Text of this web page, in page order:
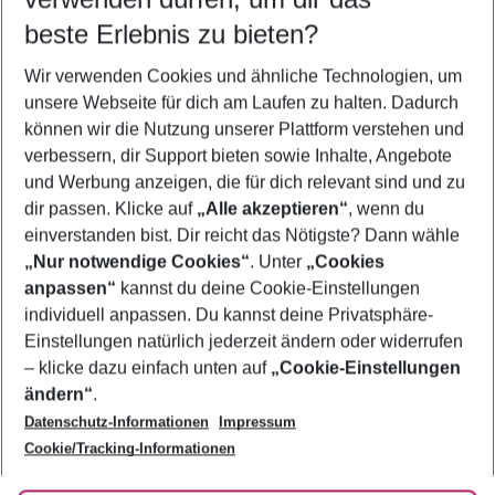
5-8 Nächte
2 Erwachsene Keine Kinder
Mehr Filter anzeigen
Footer
Footer navigation
Über uns
AGB
Bestpreisgarantie
Cookie-Einstellungen ändern
Cookie-Richtlinie
Agenturbetreuung
Barrierefreies Reisen
Folge uns
beste Erlebnis zu bieten?
Wir verwenden Cookies und ähnliche Technologien, um
unsere Webseite für dich am Laufen zu halten. Dadurch
können wir die Nutzung unserer Plattform verstehen und
verbessern, dir Support bieten sowie Inhalte, Angebote
und Werbung anzeigen, die für dich relevant sind und zu
dir passen. Klicke auf „Alle akzeptieren“, wenn du
einverstanden bist. Dir reicht das Nötigste? Dann wähle
„Nur notwendige Cookies“. Unter „Cookies
anpassen“ kannst du deine Cookie-Einstellungen
individuell anpassen. Du kannst deine Privatsphäre-
Einstellungen natürlich jederzeit ändern oder widerrufen
– klicke dazu einfach unten auf „Cookie-Einstellungen
ändern“.
Datenschutz-Informationen
Impressum
Cookie/Tracking-Informationen